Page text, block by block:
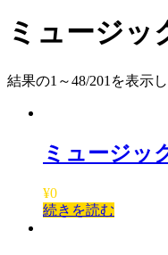
ミュージッ
結果の1～48/201を表示
ミュージッ
¥0
続きを読む